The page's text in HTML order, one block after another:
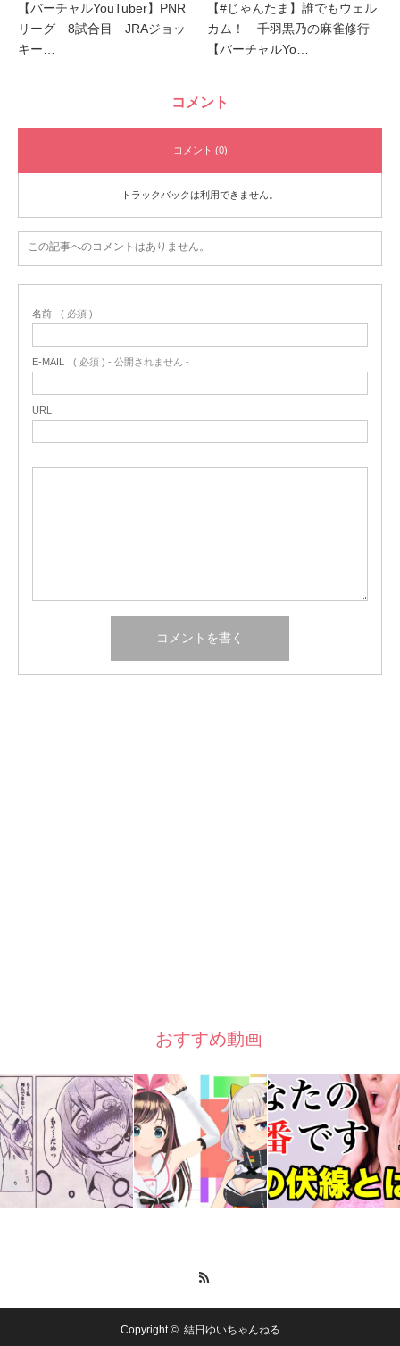
【バーチャルYouTuber】PNR
リーグ 8試合目 JRAジョッ
キー…
【#じゃんたま】誰でもウェル
カム！ 千羽黒乃の麻雀修行
【バーチャルYo…
コメント
コメント (0)
トラックバックは利用できません。
この記事へのコメントはありません。
名前 ( 必須 )
E-MAIL ( 必須 ) - 公開されません -
URL
おすすめ動画
Copyright © 結日ゆいちゃんねる